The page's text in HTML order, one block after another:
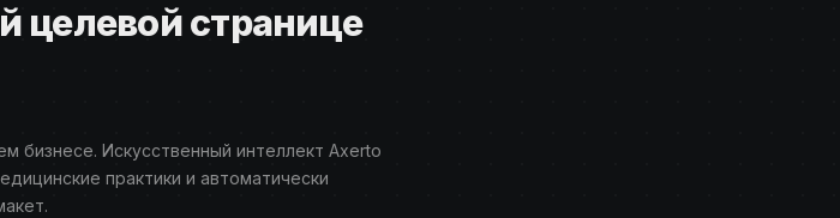
целевой странице
бизнесе. Искусственный интеллект Axerto
практики и автоматически